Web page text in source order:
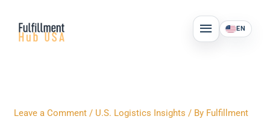
content
MAIN
MENU
EN
Leave a Comment / U.S. Logistics Insights / By Fulfillment